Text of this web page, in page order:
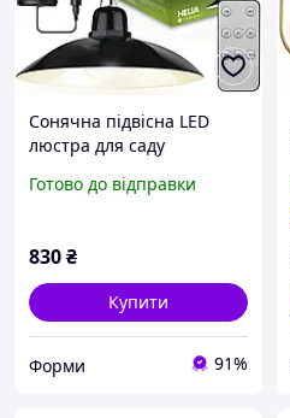
Сонячна підвісна LED
люстра для саду
нейтральне біле світло
Готово до відправки
830₴
Купити
Форми 91%